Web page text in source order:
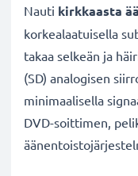
Nauti kirkkaasta
korkealaatuisella
takaa selkeän ja
(SD) analogisen
minimaalisella
DVD-soittimen,